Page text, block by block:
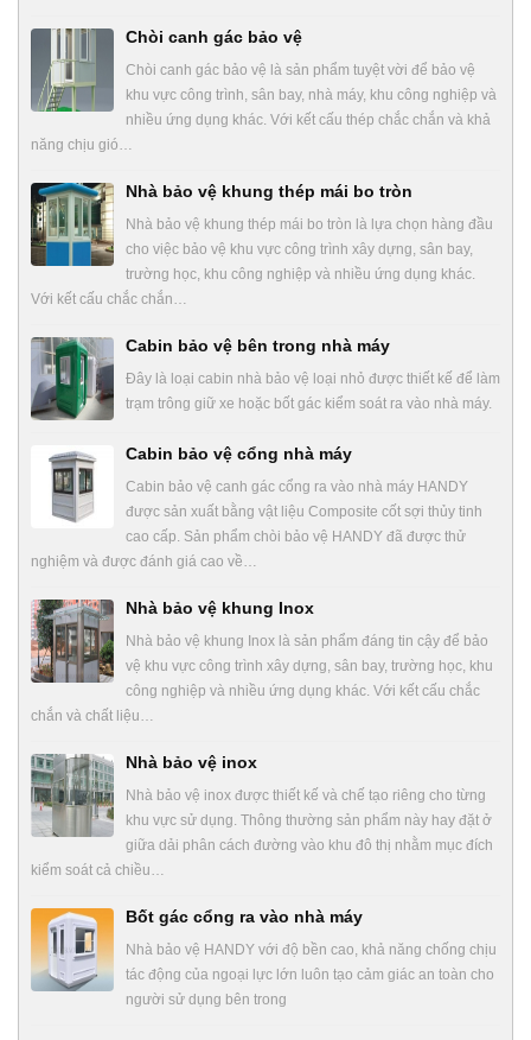
Chòi canh gác bảo vệ
Chòi canh gác bảo vệ là sản phẩm tuyệt vời để bảo vệ
khu vực công trình, sân bay, nhà máy, khu công nghiệp và
nhiều ứng dụng khác. Với kết cấu thép chắc chắn và khả
năng chịu gió…
Nhà bảo vệ khung thép mái bo tròn
Nhà bảo vệ khung thép mái bo tròn là lựa chọn hàng đầu
cho việc bảo vệ khu vực công trình xây dựng, sân bay,
trường học, khu công nghiệp và nhiều ứng dụng khác.
Với kết cấu chắc chắn…
Cabin bảo vệ bên trong nhà máy
Đây là loại cabin nhà bảo vệ loại nhỏ được thiết kế để làm
trạm trông giữ xe hoặc bốt gác kiểm soát ra vào nhà máy.
Cabin bảo vệ cổng nhà máy
Cabin bảo vệ canh gác cổng ra vào nhà máy HANDY
được sản xuất bằng vật liệu Composite cốt sợi thủy tinh
cao cấp. Sản phẩm chòi bảo vệ HANDY đã được thử
nghiệm và được đánh giá cao về…
Nhà bảo vệ khung Inox
Nhà bảo vệ khung Inox là sản phẩm đáng tin cậy để bảo
vệ khu vực công trình xây dựng, sân bay, trường học, khu
công nghiệp và nhiều ứng dụng khác. Với kết cấu chắc
chắn và chất liệu…
Nhà bảo vệ inox
Nhà bảo vệ inox được thiết kế và chế tạo riêng cho từng
khu vực sử dụng. Thông thường sản phẩm này hay đặt ở
giữa dải phân cách đường vào khu đô thị nhằm mục đích
kiểm soát cả chiều…
Bốt gác cổng ra vào nhà máy
Nhà bảo vệ HANDY với độ bền cao, khả năng chống chịu
tác động của ngoại lực lớn luôn tạo cảm giác an toàn cho
người sử dụng bên trong